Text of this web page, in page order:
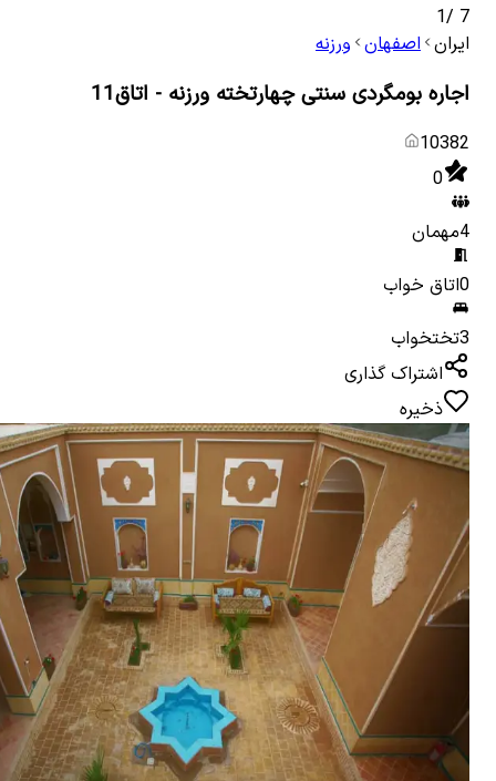
7
/
1
ایران اصفهان ورزنه
اجاره بومگردی سنتی چهارتخته ورزنه - اتاق11
10382
0
4مهمان
0اتاق خواب
3تختخواب
اشتراک گذاری
ذخیره